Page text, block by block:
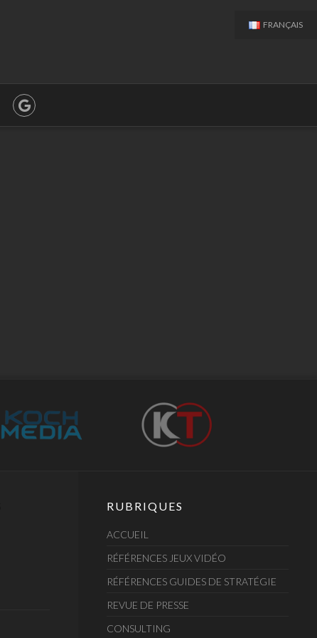
FRANÇAIS
RUBRIQUES
ACCUEIL
RÉFÉRENCES JEUX VIDÉO
RÉFÉRENCES GUIDES DE STRATÉGIE
REVUE DE PRESSE
CONSULTING